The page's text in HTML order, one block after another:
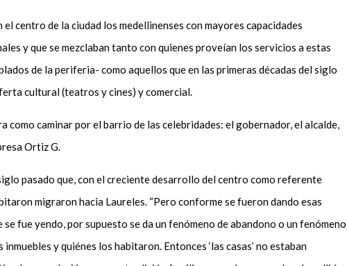
centro de la ciudad los medellinenses con mayores capacidades
y que se mezclaban tanto con quienes proveían los servicios a estas
de la periferia- como aquellos que en las primeras décadas del siglo
cultural (teatros y cines) y comercial.
como caminar por el barrio de las celebridades: el gobernador, el alcalde,
Ortiz G.
pasado que, con el creciente desarrollo del centro como referente
migraron hacia Laureles. “Pero conforme se fueron dando esas
fue yendo, por supuesto se da un fenómeno de abandono o un fenómeno
inmuebles yquiénes los habitaron. Entonces ‘las casas’ no estaban